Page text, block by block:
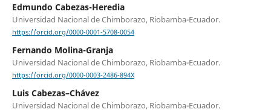
Edmundo Cabezas-Heredia
Universidad Nacional de Chimborazo, Riobamba-Ecuador.
https://orcid.org/0000-0001-5708-0054
Fernando Molina-Granja
Universidad Nacional de Chimborazo, Riobamba-Ecuador.
https://orcid.org/0000-0003-2486-894X
Luis Cabezas–Chávez
Universidad Nacional de Chimborazo, Riobamba-Ecuador.